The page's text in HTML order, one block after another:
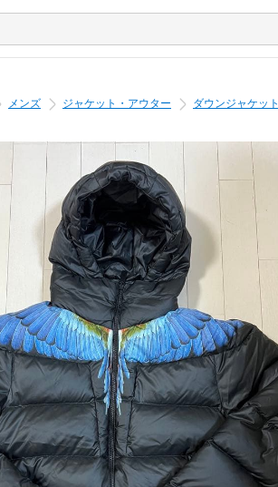
メンズ ジャケット・アウター ダウンジャケット